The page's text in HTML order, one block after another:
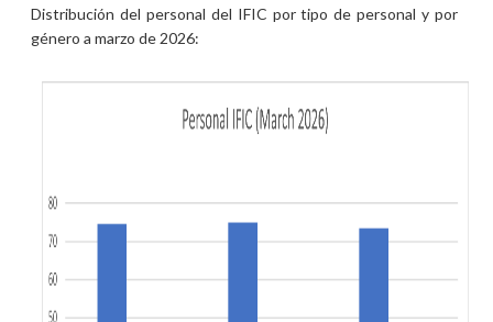
Distribución del personal del IFIC por tipo de personal y por
género a marzo de 2026: